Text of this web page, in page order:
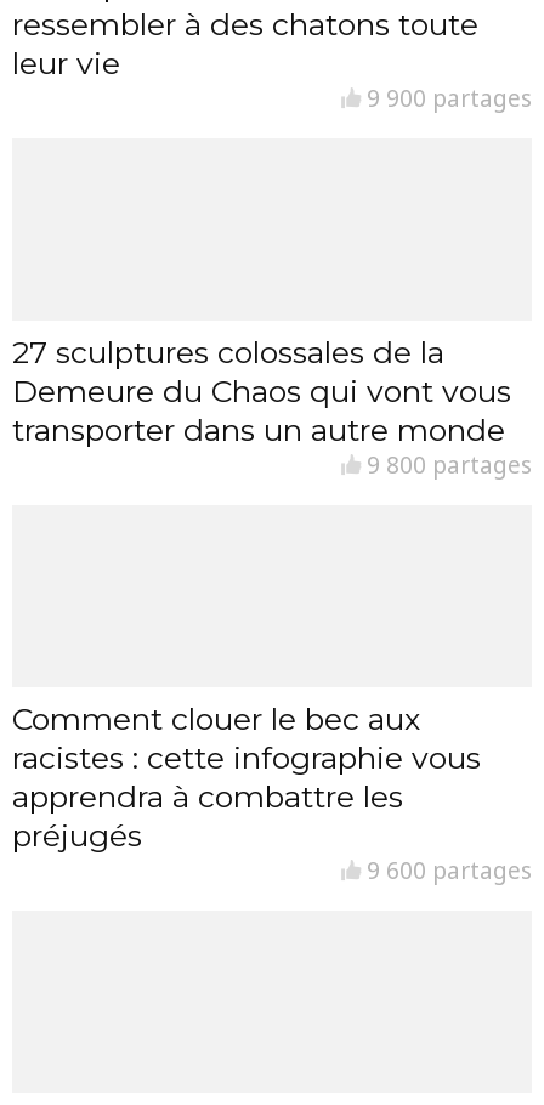
ressembler à des chatons toute
leur vie
9 900 partages
27 sculptures colossales de la
Demeure du Chaos qui vont vous
transporter dans un autre monde
9 800 partages
Comment clouer le bec aux
racistes : cette infographie vous
apprendra à combattre les
préjugés
9 600 partages